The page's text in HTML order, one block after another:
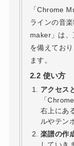
「Chrome
ラインの音
maker」は
を備えてお
ます。
2.2 使い方
アクセス
「
右上にあ
ルやテン
楽譜の作
していき